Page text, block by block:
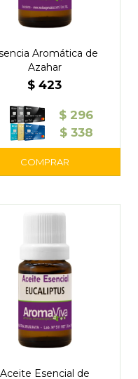
Aromática de
Azahar
$ 423
$ 296
$ 338
Aceite Esencial de